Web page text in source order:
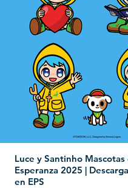
Luce y Santinho Mascotas
Esperanza 2025 |
en EPS